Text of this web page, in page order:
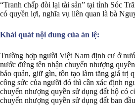
“Tranh chấp đòi lại tài sản” tại tỉnh Sóc
có quyền lợi, nghĩa vụ liên quan là bà
Khái quát nội dung của án lệ:
Trường hợp người Việt Nam định cư ở
nước đứng tên nhận chuyển nhượng
bảo quản, giữ gìn, tôn tạo làm tăng giá trị
công sức của người đó thì cần xác định
chuyển nhượng quyền sử dụng đất hộ có
chuyển nhượng quyền sử dụng đất ban